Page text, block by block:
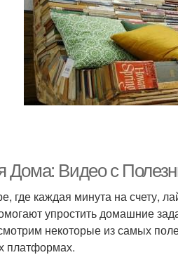
Дома: Видео с
где каждая минута на счету,
упростить домашние
некоторые из самых
платформах.